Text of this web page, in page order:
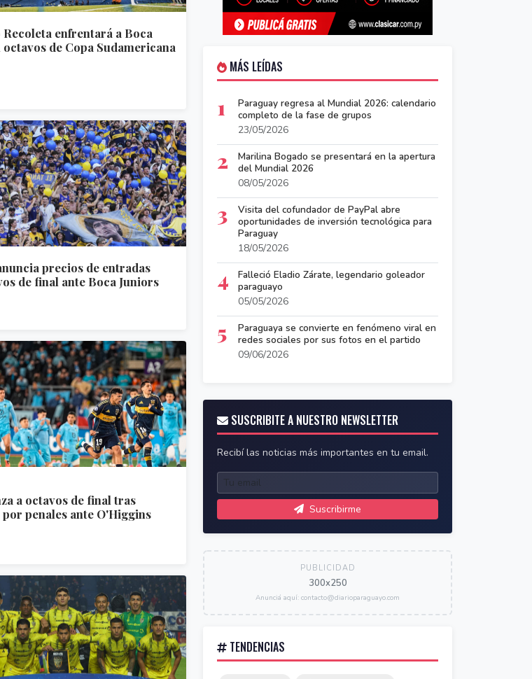
enfrentará a Boca
octavos de Copa Sudamericana
precios de entradas
de final ante Boca Juniors
a octavos de final tras
penales ante O'Higgins
MÁS LEÍDAS
1
Paraguay regresa al Mundial 2026: calendario
completo de la fase de grupos
23/05/2026
2
Marilina Bogado se presentará en la apertura
del Mundial 2026
08/05/2026
3
Visita del cofundador de PayPal abre
oportunidades de inversión tecnológica para
Paraguay
18/05/2026
4
Falleció Eladio Zárate, legendario goleador
paraguayo
05/05/2026
5
Paraguaya se convierte en fenómeno viral en
redes sociales por sus fotos en el partido
09/06/2026
SUSCRIBITE A NUESTRO NEWSLETTER
Recibí las noticias más importantes en tu email.
Suscribirme
PUBLICIDAD
300x250
Anunciá aquí: contacto@diarioparaguayo.com
TENDENCIAS